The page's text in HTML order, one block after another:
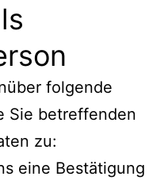
folgende
Sie betreffenden
zu:
eine Bestätigung